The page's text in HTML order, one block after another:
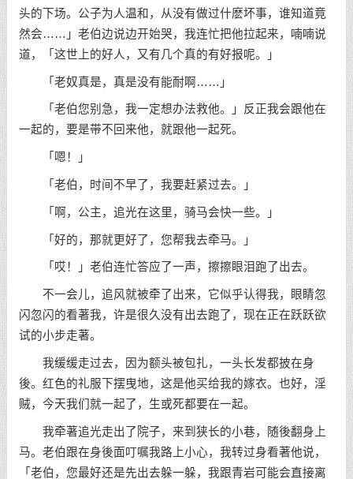
头的下场。公子为人温和，从没有做过什麽坏事，谁知道竟
然会……」老伯边说边开始哭，我连忙把他拉起来，喃喃说
道，「这世上的好人，又有几个真的有好报呢。」
「老奴真是，真是没有能耐啊……」
「老伯您别急，我一定想办法救他。」反正我会跟他在
一起的，要是带不回来他，就跟他一起死。
「嗯！」
「老伯，时间不早了，我要赶紧过去。」
「啊，公主，追光在这里，骑马会快一些。」
「好的，那就更好了，您帮我去牵马。」
「哎！」老伯连忙答应了一声，擦擦眼泪跑了出去。
不一会儿，追风就被牵了出来，它似乎认得我，眼睛忽
闪忽闪的看著我，许是很久没有出去跑了，现在正在跃跃欲
试的小步走著。
我缓缓走过去，因为额头被包扎，一头长发都披在身
後。红色的礼服下摆曳地，这是他买给我的嫁衣。也好，淫
贼，今天我们就一起了，生或死都要在一起。
我牵著追光走出了院子，来到狭长的小巷，随後翻身上
马。老伯跟在身後面叮嘱我路上小心，我转过身看著他说，
「老伯，您最好还是先出去躲一躲，我跟青岩可能会直接离